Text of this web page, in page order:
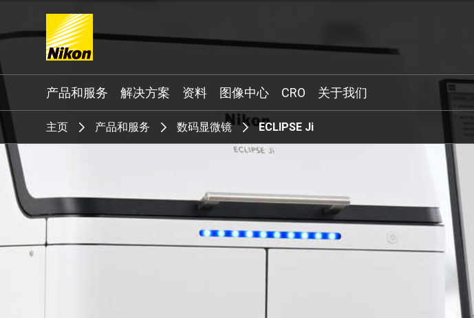
Search keyword(s)
产品和服务 解决方案 资料 图像中心 CRO 关于我们
主页 产品和服务 数码显微镜 ECLIPSE Ji